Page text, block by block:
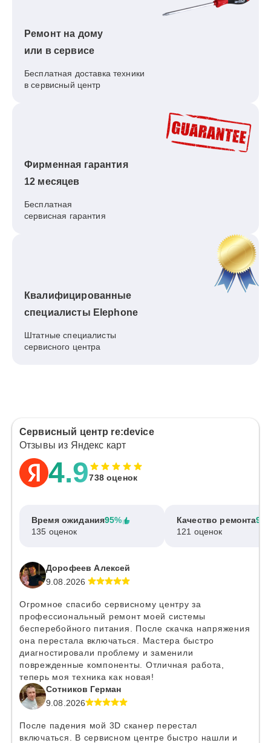
Ремонт на дому
или в сервисе
Бесплатная доставка техники
в сервисный центр
Фирменная гарантия
12 месяцев
Бесплатная
сервисная гарантия
Квалифицированные
специалисты Elephone
Штатные специалисты
сервисного центра
Сервисный центр re:device
Отзывы из Яндекс карт
4.9738 оценок
Время ожидания95%
135 оценок
Качество ремонта
121 оценок
Дорофеев Алексей
9.08.2026
Огромное спасибо сервисному центру за
профессиональный ремонт моей системы
бесперебойного питания. После скачка напряжения
она перестала включаться. Мастера быстро
диагностировали проблему и заменили
поврежденные компоненты. Отличная работа,
теперь моя техника как новая!
Сотников Герман
9.08.2026
После падения мой 3D сканер перестал
включаться. В сервисном центре быстро нашли и